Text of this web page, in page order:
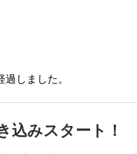
しました。